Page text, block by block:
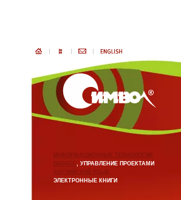
ИНФОРМАЦИОННЫЕ ТЕХНОЛОГИИ
БИЗНЕС, УПРАВЛЕНИЕ ПРОЕКТАМИ
АНГЛИЙСКИЙ ЯЗЫК
ЭЛЕКТРОННЫЕ КНИГИ